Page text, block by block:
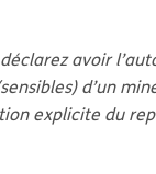
avoir
d’un
explicite du